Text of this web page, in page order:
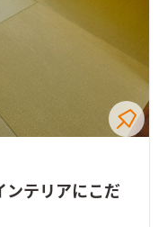
ンテリアにこだ